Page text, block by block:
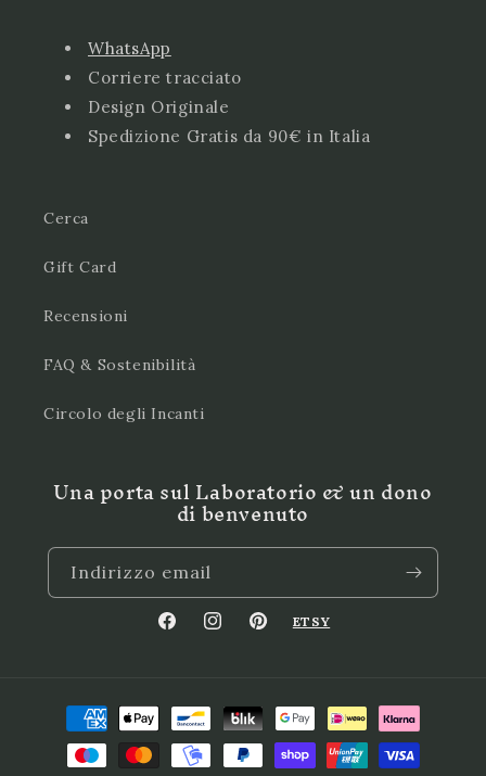
WhatsApp
Corriere tracciato
Design Originale
Spedizione Gratis da 90€ in Italia
Cerca
Gift Card
Recensioni
FAQ & Sostenibilità
Circolo degli Incanti
Una porta sul Laboratorio & un dono
di benvenuto
Indirizzo email
FacebookInstagramPinterest
ETSY
Metodi
pagamento